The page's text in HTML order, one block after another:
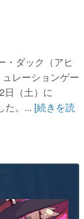
・ダック（アヒ
レーションゲー
日（土）に
た。... [続きを読